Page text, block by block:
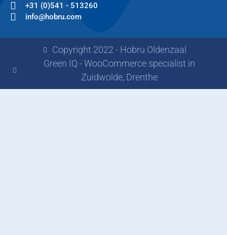
+31 (0)541 - 513260
info@hobru.com
Copyright 2022 - Hobru Oldenzaal
Green IQ - WooCommerce specialist in
Zuidwolde, Drenthe